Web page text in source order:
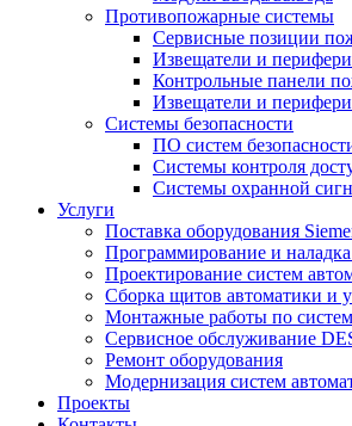
Противопожарные системы
Сервисные позиции
Извещатели и
Контрольные панели
Извещатели и
Системы безопасности
ПО систем
Системы контроля
Системы охранной
Услуги
Поставка оборудования
Программирование и
Проектирование систем
Сборка щитов автоматики и
Монтажные работы по
Сервисное обслуживание
Ремонт оборудования
Модернизация систем
Проекты